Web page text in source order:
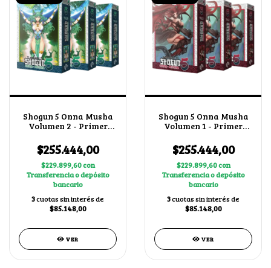
Shogun 5 Onna Musha
Volumen 2 - Primer
X3
$255.444,00
$229.899,60con
Transferencia o depósito
bancario
3cuotas sin interés de
$85.148,00
VER
Shogun 5 Onna Musha
Volumen 1 - Primer
X3
$255.444,00
$229.899,60con
Transferencia o depósito
bancario
3cuotas sin interés de
$85.148,00
VER